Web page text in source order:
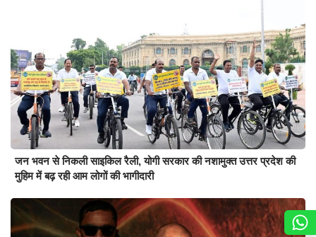
जन भवन से निकली साइकिल रैली, योगी सरकार की नशामुक्त उत्तर प्रदेश की
मुहिम में बढ़ रही आम लोगों की भागीदारी